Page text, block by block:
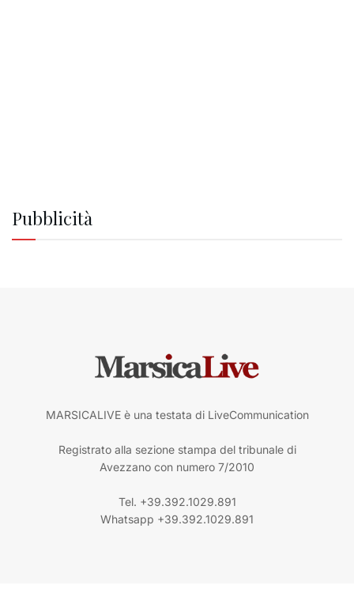
Pubblicità
MARSICALIVE è una testata di LiveCommunication
Registrato alla sezione stampa del tribunale di
Avezzano con numero 7/2010
Tel. +39.392.1029.891
Whatsapp +39.392.1029.891